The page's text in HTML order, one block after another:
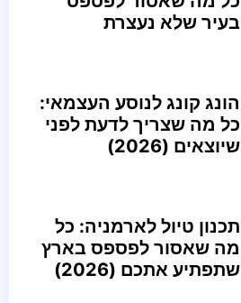
בעיר שלא נעצרת
הונג קונג לנוסע העצמאי:
כל מה שצריך לדעת לפני
שיוצאים (2026)
תכנון טיול לארמניה: כל
מה שאסור לפספס בארץ
שתפתיע אתכם (2026)